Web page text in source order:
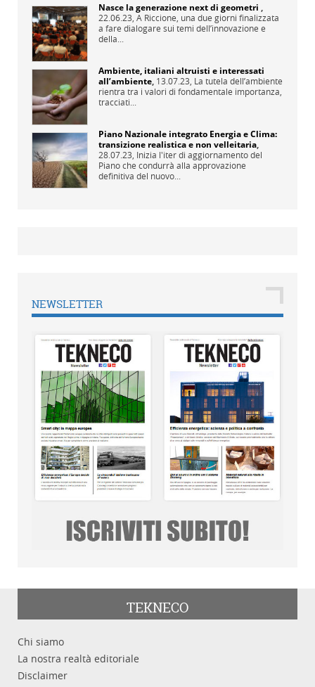
Nasce la generazione next di geometri ,
22.06.23, A Riccione, una due giorni finalizzata
a fare dialogare sui temi dell’innovazione e
della...
Ambiente, italiani altruisti e interessati
all’ambiente, 13.07.23, La tutela dell’ambiente
rientra tra i valori di fondamentale importanza,
tracciati...
Piano Nazionale integrato Energia e Clima:
transizione realistica e non velleitaria,
28.07.23, Inizia l'iter di aggiornamento del
Piano che condurrà alla approvazione
definitiva del nuovo...
NEWSLETTER
TEKNECO
Chi siamo
La nostra realtà editoriale
Disclaimer